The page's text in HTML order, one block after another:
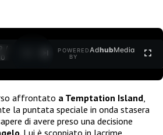
/
POWERED
BY
AdhubMedia
affrontato a Temptation Island
la puntata speciale in onda stasera
di avere preso una decisione
. Lui è scoppiato in lacrime,